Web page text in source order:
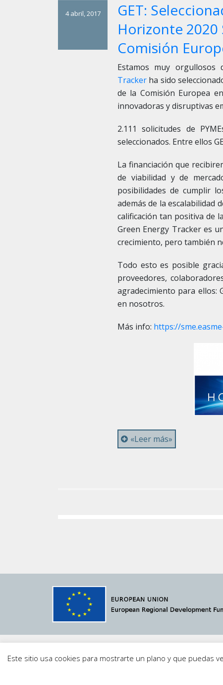
4 abril, 2017
GET:
Horizonte 2020
Comisión
Estamos muy orgullosos
Tracker ha sido
de la Comisión Europea
innovadoras y disruptivas
2.111 solicitudes de
seleccionados. Entre ellos
La financiación que
de viabilidad y de
posibilidades de cumplir
además de la escalabilidad
calificación tan positiva de
Green Energy Tracker es
crecimiento, pero también
Todo esto es posible
proveedores,
agradecimiento para ellos:
en nosotros.
Más info: https://
«Leer más»
© 2021 Megavatio Proyectos S.L.MVSCADA·
Este sitio usa cookies para mostrarte un plano y que puedas